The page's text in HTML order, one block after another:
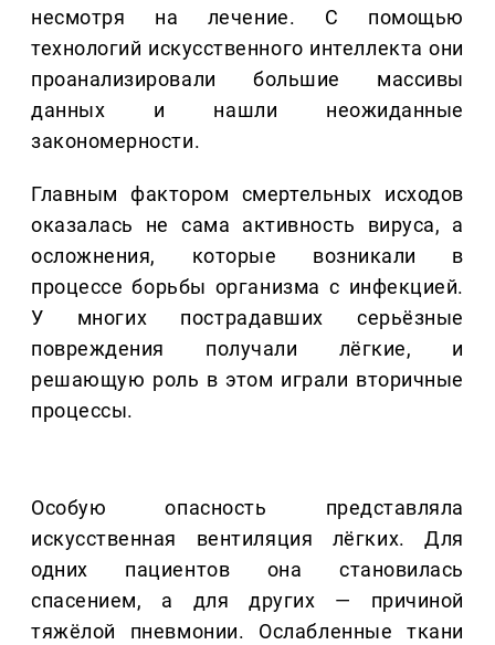
несмотря на лечение. С помощью
технологий искусственного интеллекта они
проанализировали большие массивы
данных и нашли неожиданные
закономерности.
Главным фактором смертельных исходов
оказалась не сама активность вируса, а
осложнения, которые возникали в
процессе борьбы организма с инфекцией.
У многих пострадавших серьёзные
повреждения получали лёгкие, и
решающую роль в этом играли вторичные
процессы.
Особую опасность представляла
искусственная вентиляция лёгких. Для
одних пациентов она становилась
спасением, а для других — причиной
тяжёлой пневмонии. Ослабленные ткани